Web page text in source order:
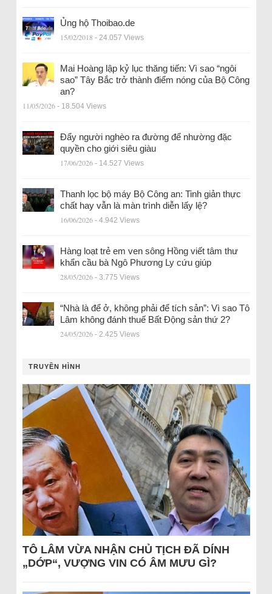
Ủng hộ Thoibao.de
15/02/2018 - 24.057 Views
Mai Hoàng lập kỷ lục thăng tiến: Vì sao “ngôi
sao” Tây Bắc trở thành điểm nóng của Bộ Công
an?
11/05/2026 - 18.504 Views
Đẩy người nghèo ra đường để nhường đặc
quyền cho giới siêu giàu
17/06/2026 - 14.527 Views
Thanh lọc bộ máy Bộ Công an: Tinh giản thực
chất hay vẫn là màn trình diễn lấy lệ?
16/06/2026 - 4.942 Views
Hàng loạt trẻ em ven sông Hồng viết tâm thư
khẩn cầu bà Ngô Phương Ly cứu giúp
28/05/2026 - 3.775 Views
“Nhà là để ở, không phải để tích sản”: Vì sao Tô
Lâm không đánh thuế Bất Động sản thứ 2?
24/05/2026 - 2.425 Views
TRUYỀN HÌNH
TÔ LÂM VỪA NHẬN CHỦ TỊCH ĐÃ DÍNH
„DỚP“, VƯỢNG VIN CÓ ÂM MƯU GÌ?